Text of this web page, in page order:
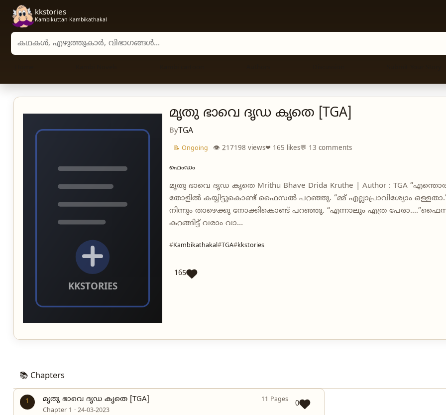
kkstories
Kambikuttan Kambikathakal
Search stories, authors, and categories
മൃതു ഭാവെ ദൃഡ കൃതെ [TGA]
ByTGA
📝 Ongoing 👁 217198 views❤ 165 likes💬 13 comments
ഫെംഡം
മൃതു ഭാവെ ദൃഡ കൃതെ Mrithu Bhave Drida Kruthe | Author : TGA
തോളിൽ കയ്യിട്ടുകൊണ്ട് ഫൈസൽ പറഞ്ഞു. “മ്മ് എല്ലാപ്രാവിശ്യോം
നിന്നും താഴെക്കു നോക്കികൊണ്ട് പറഞ്ഞു. “എന്നാലും എത്ര
കറങ്ങിട്ട് വരാം വാ…
Kambikathakal TGA kkstories
165
📚 Chapters
1 മൃതു ഭാവെ ദൃഡ കൃതെ [TGA]
11 Pages
Chapter 1 · 24-03-2023
0